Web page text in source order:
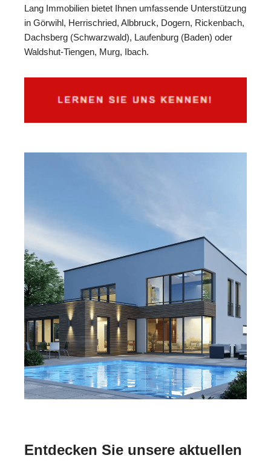
Lang Immobilien bietet Ihnen umfassende Unterstützung
in Görwihl, Herrischried, Albbruck, Dogern, Rickenbach,
Dachsberg (Schwarzwald), Laufenburg (Baden) oder
Waldshut-Tiengen, Murg, Ibach.
Entdecken Sie unsere aktuellen